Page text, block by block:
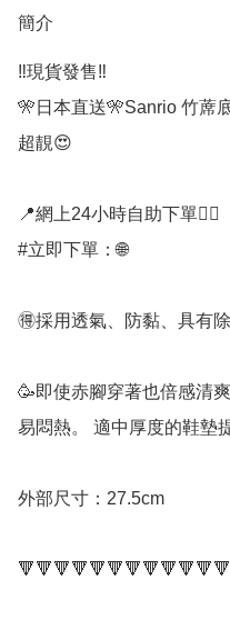
簡介
‼️現貨發售‼️
🎌日本直送🎌Sanrio 竹蓆
超靚😍
📍網上24小時自助下單👍🏻
#立即下單：🌐
🉐採用透氣、防黏、具有
🥳即使赤腳穿著也倍感清
易悶熱。 適中厚度的鞋墊
外部尺寸：27.5cm